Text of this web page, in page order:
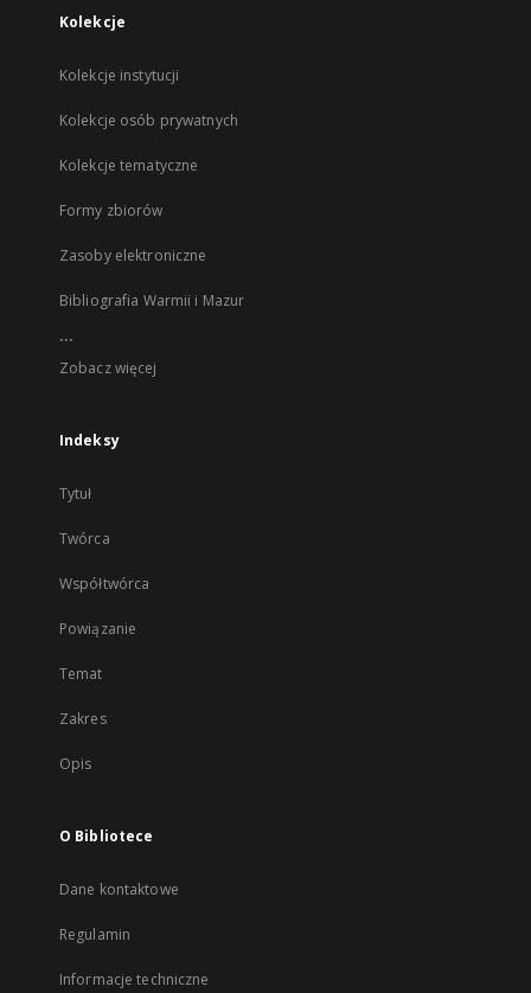
Kolekcje
Kolekcje instytucji
Kolekcje osób prywatnych
Kolekcje tematyczne
Formy zbiorów
Zasoby elektroniczne
Bibliografia Warmii i Mazur
...
Zobacz więcej
Indeksy
Tytuł
Twórca
Współtwórca
Powiązanie
Temat
Zakres
Opis
O Bibliotece
Dane kontaktowe
Regulamin
Informacje techniczne